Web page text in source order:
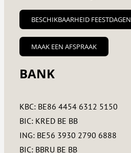
BESCHIKBAARHEID FEESTDAGEN
MAAK EEN AFSPRAAK
BANK
KBC: BE86 4454 6312 5150
BIC: KRED BE BB
ING: BE56 3930 2790 6888
BIC: BBRU BE BB